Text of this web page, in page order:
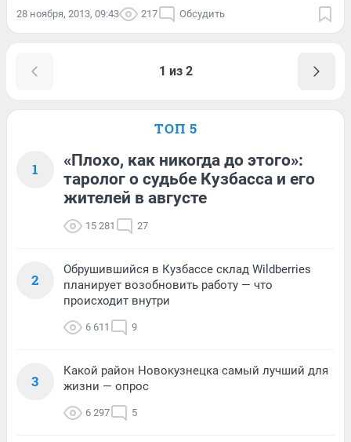
28 ноября, 2013, 09:43 217 Обсудить
1 из 2
ТОП 5
1
«Плохо, как никогда до этого»:
таролог о судьбе Кузбасса и его
жителей в августе
15 281 27
2
Обрушившийся в Кузбассе склад Wildberries
планирует возобновить работу — что
происходит внутри
6 611 9
3
Какой район Новокузнецка самый лучший для
жизни — опрос
6 297 5